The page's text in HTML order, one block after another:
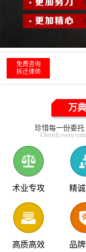
免费咨询
拆迁律师
万
珍惜每一份委
Cherish every
术业专攻 精
高质高效 品